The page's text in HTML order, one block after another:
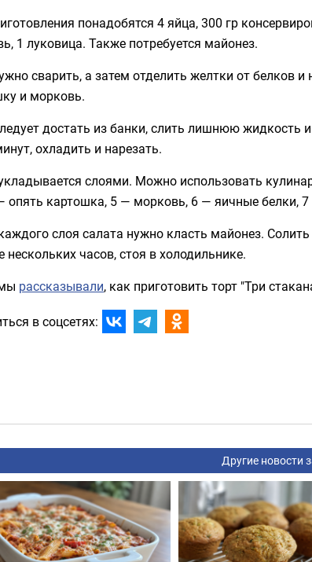
понадобятся 4 яйца, 300 гр
1 луковица. Также потребуется майонез.
сварить, а затем отделить желтки от белков и
и морковь.
достать из банки, слить лишнюю жидкость
охладить и нарезать.
слоями. Можно использовать
опять картошка, 5 — морковь, 6 — яичные белки,
слоя салата нужно класть майонез.
нескольких часов, стоя в холодильнике.
рассказывали, как приготовить торт "Три
в соцсетях:
Другие новости